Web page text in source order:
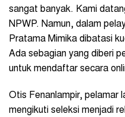
sangat banyak. Kami
NPWP. Namun, dalam
Pratama Mimika dibatasi
Ada sebagian yang diberi
untuk mendaftar secara
Otis Fenanlampir, pelamar
mengikuti seleksi menjadi